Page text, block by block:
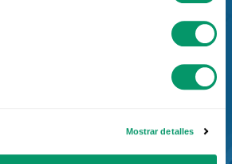
Mostrar detalles
arquiteto e
KÖMMERLING